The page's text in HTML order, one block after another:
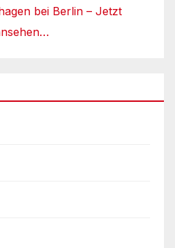
bei Berlin – Jetzt